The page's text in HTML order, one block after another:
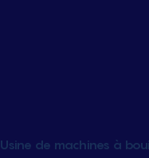
Usine de machines à